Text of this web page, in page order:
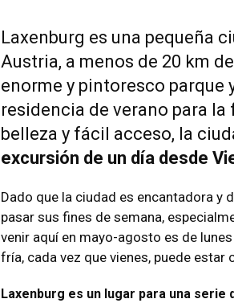
Laxenburg es una pequeña
Austria, a menos de 20 km
enorme y pintoresco parque
residencia de verano para
belleza y fácil acceso, la
excursión de un día desde
Dado que la ciudad es encantadora y
pasar sus fines de semana,
venir aquí en mayo-agosto es de
fría, cada vez que vienes, puede estar
Laxenburg es un lugar para una